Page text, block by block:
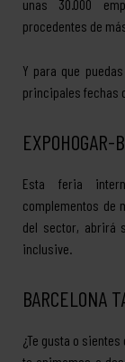
unas 30.000
procedentes de
Y para que
principales fechas
EXPOHOGAR-
Esta feria
complementos de
del sector, abrirá
inclusive.
BARCELONA
¿Te gusta o